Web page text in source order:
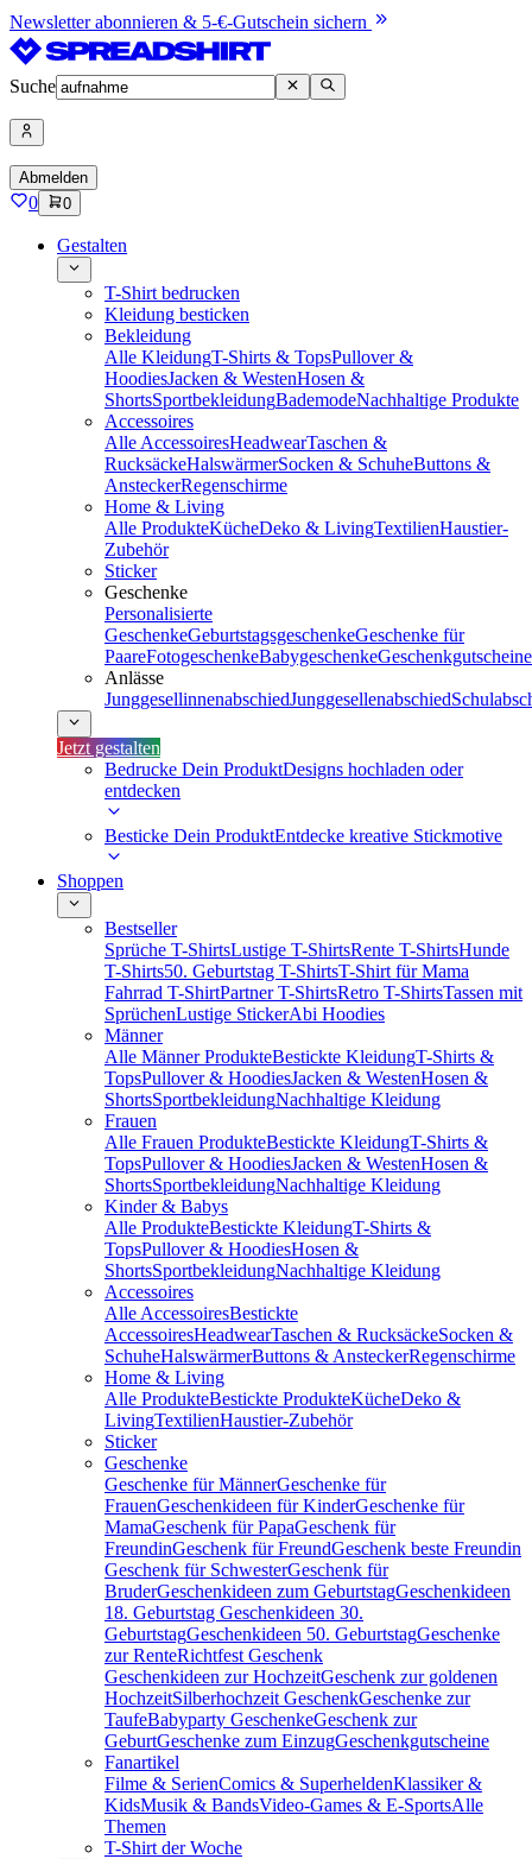
Newsletter abonnieren & 5-€-Gutschein sichern
Suche
Abmelden
0 0
Gestalten
T-Shirt bedrucken
Kleidung besticken
Bekleidung
Alle KleidungT-Shirts & TopsPullover &
HoodiesJacken & WestenHosen &
ShortsSportbekleidungBademodeNachhaltige Produkte
Accessoires
Alle AccessoiresHeadwearTaschen &
RucksäckeHalswärmerSocken & SchuheButtons &
AnsteckerRegenschirme
Home & Living
Alle ProdukteKücheDeko & LivingTextilienHaustier-
Zubehör
Sticker
Geschenke
Personalisierte
GeschenkeGeburtstagsgeschenkeGeschenke für
PaareFotogeschenkeBabygeschenkeGeschenkgutscheine
Anlässe
JunggesellinnenabschiedJunggesellenabschied
Jetzt gestalten
Bedrucke Dein ProduktDesigns hochladen oder
entdecken
Besticke Dein ProduktEntdecke kreative Stickmotive
Shoppen
Bestseller
Sprüche T-ShirtsLustige T-ShirtsRente T-ShirtsHunde
T-Shirts50. Geburtstag T-ShirtsT-Shirt für Mama
Fahrrad T-ShirtPartner T-ShirtsRetro T-ShirtsTassen mit
SprüchenLustige StickerAbi Hoodies
Männer
Alle Männer ProdukteBestickte KleidungT-Shirts &
TopsPullover & HoodiesJacken & WestenHosen &
ShortsSportbekleidungNachhaltige Kleidung
Frauen
Alle Frauen ProdukteBestickte KleidungT-Shirts &
TopsPullover & HoodiesJacken & WestenHosen &
ShortsSportbekleidungNachhaltige Kleidung
Kinder & Babys
Alle ProdukteBestickte KleidungT-Shirts &
TopsPullover & HoodiesHosen &
ShortsSportbekleidungNachhaltige Kleidung
Accessoires
Alle AccessoiresBestickte
AccessoiresHeadwearTaschen & RucksäckeSocken &
SchuheHalswärmerButtons & AnsteckerRegenschirme
Home & Living
Alle ProdukteBestickte ProdukteKücheDeko &
LivingTextilienHaustier-Zubehör
Sticker
Geschenke
Geschenke für MännerGeschenke für
FrauenGeschenkideen für KinderGeschenke für
MamaGeschenk für PapaGeschenk für
FreundinGeschenk für FreundGeschenk beste Freundin
Geschenk für SchwesterGeschenk für
BruderGeschenkideen zum GeburtstagGeschenkideen
18. Geburtstag Geschenkideen 30.
GeburtstagGeschenkideen 50. GeburtstagGeschenke
zur RenteRichtfest Geschenk
Geschenkideen zur HochzeitGeschenk zur goldenen
HochzeitSilberhochzeit GeschenkGeschenke zur
TaufeBabyparty GeschenkeGeschenk zur
GeburtGeschenke zum EinzugGeschenkgutscheine
Fanartikel
Filme & SerienComics & SuperheldenKlassiker &
KidsMusik & BandsVideo-Games & E-SportsAlle
Themen
T-Shirt der Woche